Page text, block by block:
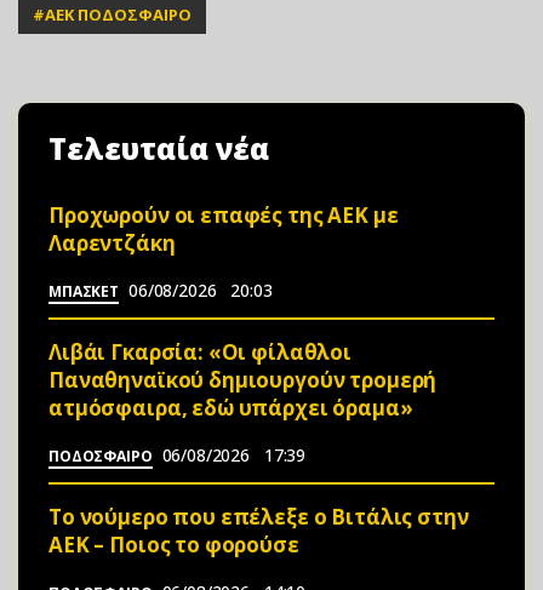
#ΑΕΚ ΠΟΔΟΣΦΑΙΡΟ
Τελευταία νέα
Προχωρούν οι επαφές της ΑΕΚ με
Λαρεντζάκη
ΜΠΑΣΚΕΤ 06/08/2026 20:03
Λιβάι Γκαρσία: «Οι φίλαθλοι
Παναθηναϊκού δημιουργούν τρομερή
ατμόσφαιρα, εδώ υπάρχει όραμα»
ΠΟΔΟΣΦΑΙΡΟ 06/08/2026 17:39
Το νούμερο που επέλεξε ο Βιτάλις στην
ΑΕΚ – Ποιος το φορούσε